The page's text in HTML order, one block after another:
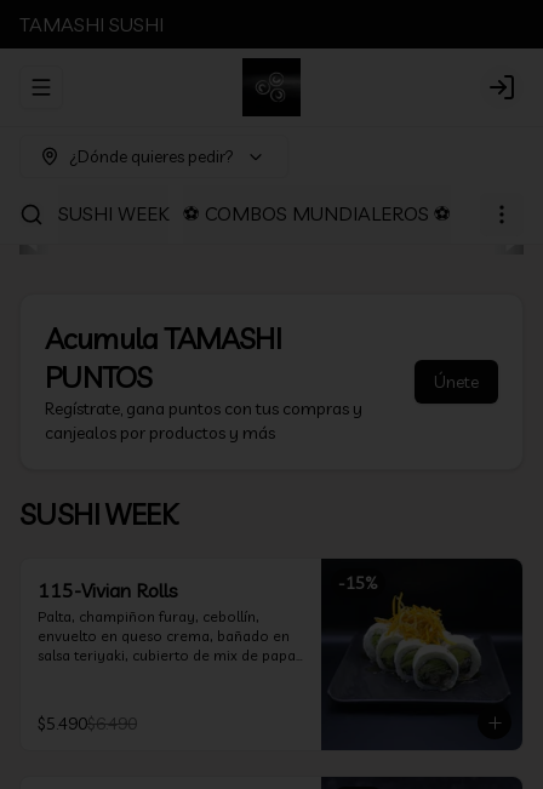
TAMASHI SUSHI
Abrir menu de navegación Login
¿Dónde quieres pedir?
SUSHI WEEK ⚽ COMBOS MUNDIALEROS ⚽
AcumulaTAMASHI
PUNTOS
Regístrate, gana puntos con tus compras y
canjealos por productos y más
Únete
SUSHI WEEK
-15%
115-Vivian Rolls
Palta, champiñon furay, cebollín,
envuelto en queso crema, bañado en
salsa teriyaki, cubierto de mix de papas
$5.490$6.490